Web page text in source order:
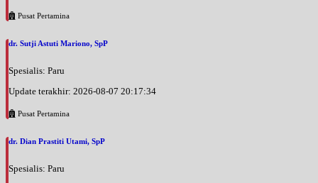
Pusat Pertamina
dr. Sutji Astuti Mariono, SpP
Spesialis: Paru
Update terakhir: 2026-08-07 20:17:34
Pusat Pertamina
dr. Dian Prastiti Utami, SpP
Spesialis: Paru